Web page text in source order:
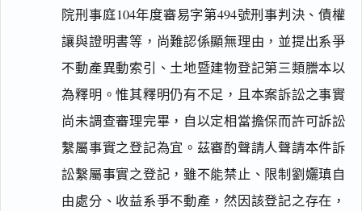
院刑事庭104年度審易字第494號刑事判決、債權
讓與證明書等，尚難認係顯無理由，並提出系爭
不動產異動索引、土地暨建物登記第三類謄本以
為釋明。惟其釋明仍有不足，且本案訴訟之事實
尚未調查審理完畢，自以定相當擔保而許可訴訟
繫屬事實之登記為宜。茲審酌聲請人聲請本件訴
訟繫屬事實之登記，雖不能禁止、限制劉孋瑱自
由處分、收益系爭不動產，然因該登記之存在，